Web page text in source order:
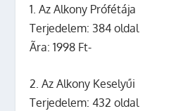
1. Az Alkony Prófétája
Terjedelem: 384 oldal
Ãra: 1998 Ft-
2. Az Alkony Keselyűi
Terjedelem: 432 oldal